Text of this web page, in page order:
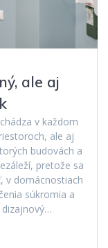
ale aj
v každom
ale aj
budovách a
pretože sa
v domácnostiach
súkromia a